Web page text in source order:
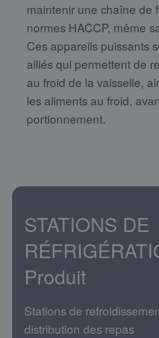
maintenir une chaîne de
normes HACCP, même
Ces appareils puissants
alliés qui permettent de
au froid de la vaisselle,
les aliments au froid,
portionnement.
STATIONS DE
Produit
Stations de
distribution des repas